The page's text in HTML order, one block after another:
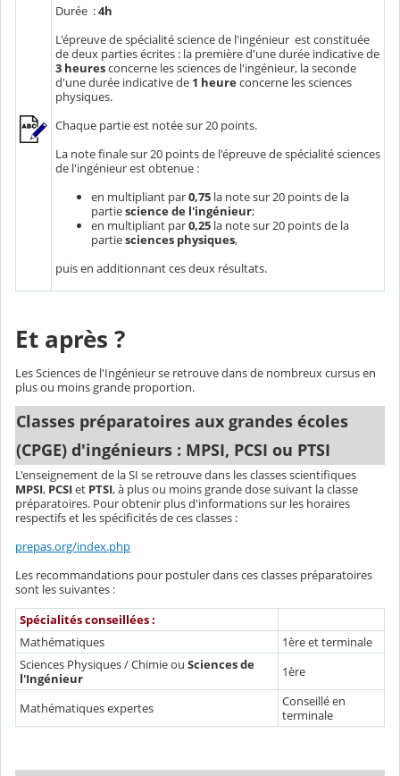
Durée :4h
L'épreuve de spécialité science de l'ingénieur est constituée
de deux parties écrites : la première d'une durée indicative de
3 heuresconcerne les sciences de l'ingénieur, la seconde
d'une durée indicative de 1 heureconcerne les sciences
physiques.
Chaque partie est notée sur 20 points.
La note finale sur 20 points de l'épreuve de spécialité sciences
de l'ingénieur est obtenue :
en multipliant par0,75 la note sur 20 points de la
partiescience de l'ingénieur;
en multipliant par0,25 la note sur 20 points de la
partiesciences physiques,
puis en additionnant ces deux résultats.
Et après ?
Les Sciences de l'Ingénieur se retrouve dans de nombreux cursus en
plus ou moins grande proportion.
Classes préparatoires aux grandes écoles
(CPGE) d'ingénieurs : MPSI, PCSI ou PTSI
L'enseignement de la SI se retrouve dans les classes scientifiques
MPSI, PCSIet PTSI, à plus ou moins grande dose suivant la classe
préparatoires. Pour obtenir plus d'informations sur les horaires
respectifs et les spécificités de ces classes :
prepas.org/index.php
Les recommandations pour postuler dans ces classes préparatoires
sont les suivantes :
Spécialités conseillées :
Mathématiques
1ère et terminale
Sciences Physiques / Chimie ou Sciences de
l'Ingénieur
1ère
Mathématiques expertes
Conseillé en
terminale